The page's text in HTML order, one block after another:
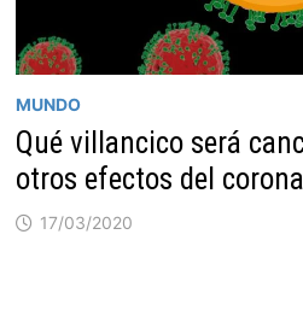
MUNDO
Qué villancico será
otros efectos del
17/03/2020